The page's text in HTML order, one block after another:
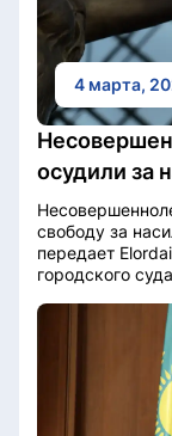
4 марта,
осудили за
свободу за
передает
городского